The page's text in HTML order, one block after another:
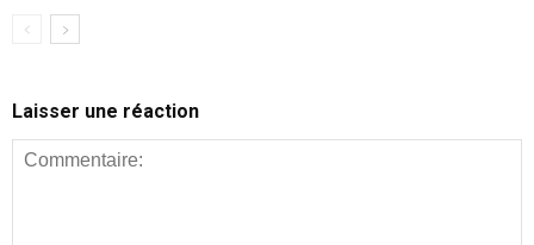
Laisser une réaction